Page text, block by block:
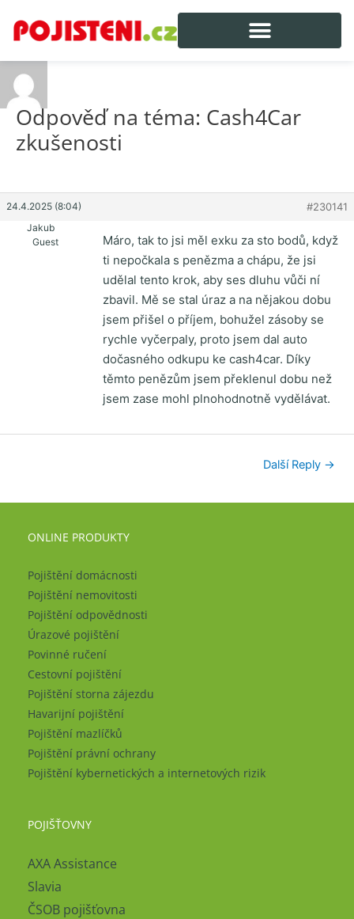
Odpověď na téma: Cash4Car
zkušenosti
24.4.2025 (8:04) #230141
Jakub
Guest
Máro, tak to jsi měl exku za sto bodů, když
ti nepočkala s penězma a chápu, že jsi
udělal tento krok, aby ses dluhu vůči ní
zbavil. Mě se stal úraz a na nějakou dobu
jsem přišel o příjem, bohužel zásoby se
rychle vyčerpaly, proto jsem dal auto
dočasného odkupu ke cash4car. Díky
těmto penězům jsem překlenul dobu než
jsem zase mohl plnohodnotně vydělávat.
Další Reply →
ONLINE PRODUKTY
Pojištění domácnosti
Pojištění nemovitosti
Pojištění odpovědnosti
Úrazové pojištění
Povinné ručení
Cestovní pojištění
Pojištění storna zájezdu
Havarijní pojištění
Pojištění mazlíčků
Pojištění právní ochrany
Pojištění kybernetických a internetových rizik
POJIŠŤOVNY
AXA Assistance
Slavia
ČSOB pojišťovna